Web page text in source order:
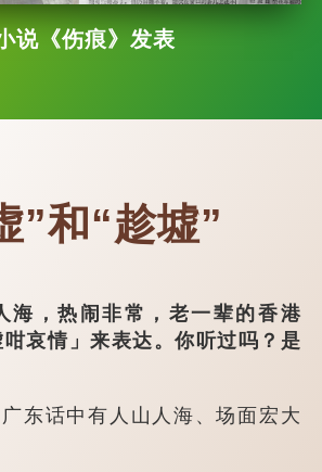
说《伤痕》发表
”和“趁墟”
，热闹非常，老一辈的香港
哀情」来表达。你听过吗？是
话中有人山人海、场面宏大